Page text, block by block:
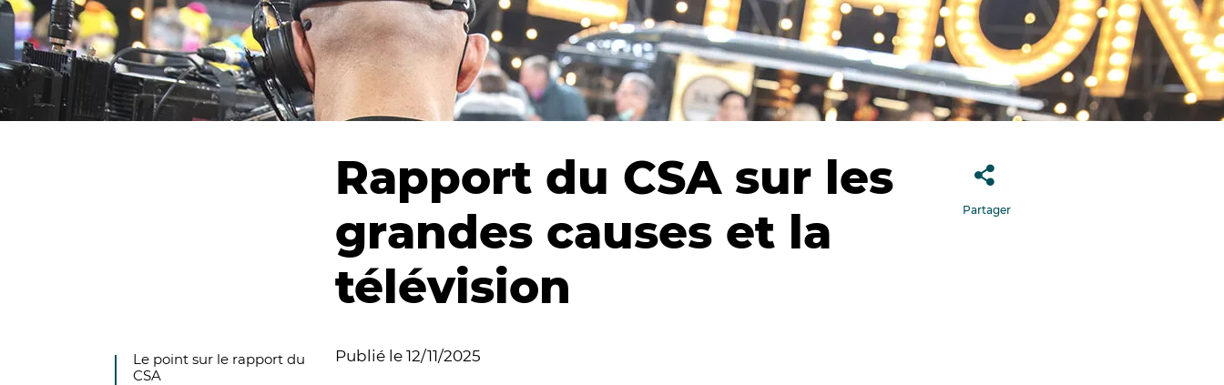
Le point sur le rapport du
CSA
Rapport du CSA sur les
grandes causes et la
télévision
Partager
Publié le 12/11/2025